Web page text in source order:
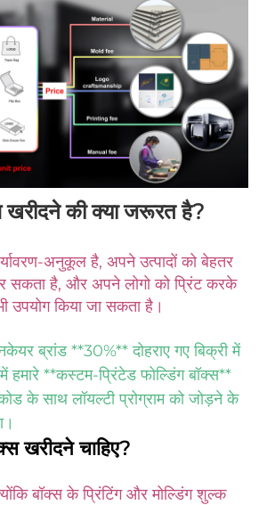
की क्या जरूरत है?
अनुकूल है, अपने उत्पादों को बेहतर
सकता है, और अपने लोगो को प्रिंट करके
उपयोग किया जा सकता है।
ब्रांड **30%** दोहराए गए बिक्री में
हमारे **कस्टम-प्रिंटेड फोल्डिंग बॉक्स**
के साथ लॉयल्टी प्रोग्राम को जोड़ने के
खरीदने चाहिए?
बॉक्स के प्रिंटिंग और मोल्डिंग शुल्क